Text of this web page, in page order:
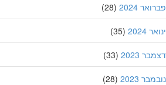
2024
(28)
2024
(35)
2023
(33)
2023
(28)